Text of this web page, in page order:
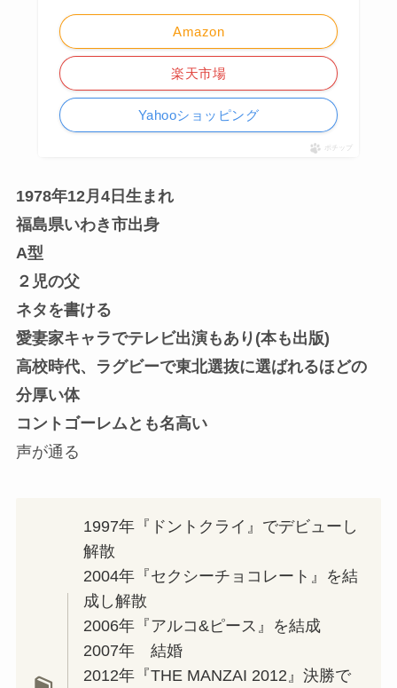
Amazon
楽天市場
Yahooショッピング
ポチップ
1978年12月4日生まれ
福島県いわき市出身
A型
２児の父
ネタを書ける
愛妻家キャラでテレビ出演もあり(本も出版)
高校時代、ラグビーで東北選抜に選ばれるほどの
分厚い体
コントゴーレムとも名高い
声が通る
1997年『ドントクライ』でデビューし
解散
2004年『セクシーチョコレート』を結
成し解散
2006年『アルコ&ピース』を結成
2007年 結婚
2012年『THE MANZAI 2012』決勝で